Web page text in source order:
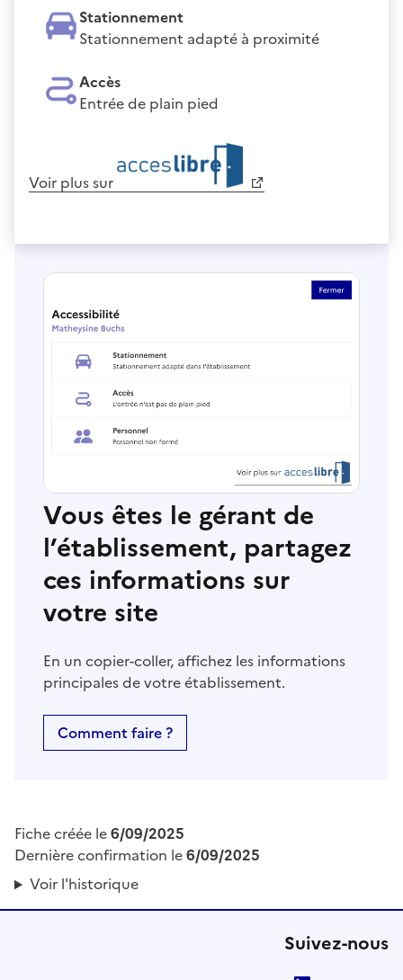
Stationnement
Stationnement adapté à proximité
Accès
Entrée de plain pied
Voir plus sur
Vous êtes le gérant de
l’établissement, partagez
ces informations sur
votre site
En un copier-coller, affichez les informations
principales de votre établissement.
Comment faire ?
Fiche créée le6/09/2025
Dernière confirmation le6/09/2025
Voir l'historique
Suivez-nous